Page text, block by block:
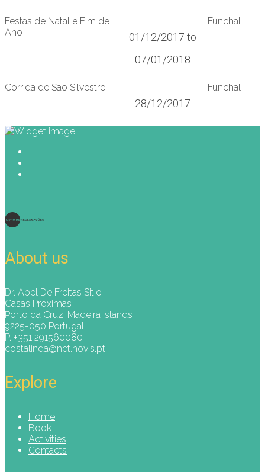
Festas de Natal e Fim de
Ano
01/12/2017 to
07/01/2018
Funchal
Corrida de São Silvestre
28/12/2017
Funchal
About us
Dr. Abel De Freitas Sitio
Casas Proximas
Porto da Cruz, Madeira Islands
9225-050 Portugal
P. +351 291560080
costalinda@net.novis.pt
Explore
Home
Book
Activities
Contacts